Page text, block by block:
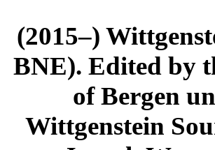
(2015–)
BNE). Edited by
of Bergen
Wittgenstein